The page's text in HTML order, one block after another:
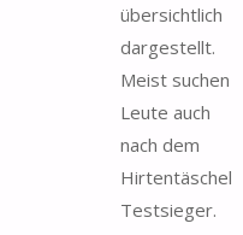
übersichtlich
dargestellt.
Meist suchen
Leute auch
nach dem
Hirtentäschel
Testsieger.